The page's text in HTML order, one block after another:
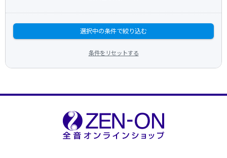
選択中の条件で絞り込む
条件をリセットする